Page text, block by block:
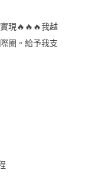
現🔥🔥🔥我越
圈。給予我支